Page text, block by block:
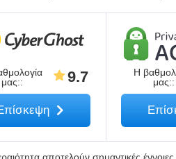
μας:: 9.7
Η
μας::